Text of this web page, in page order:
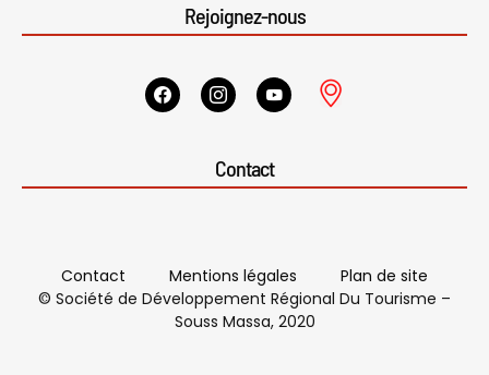
Rejoignez-nous
Contact
Contact Mentions légales
Plan de site
© Société de Développement Régional Du Tourisme –
Souss Massa, 2020